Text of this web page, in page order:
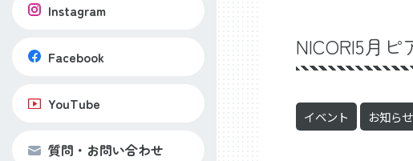
Instagram
Facebook
YouTube
質問・お問い合わせ
NICORI5月
イベント
お知らせ